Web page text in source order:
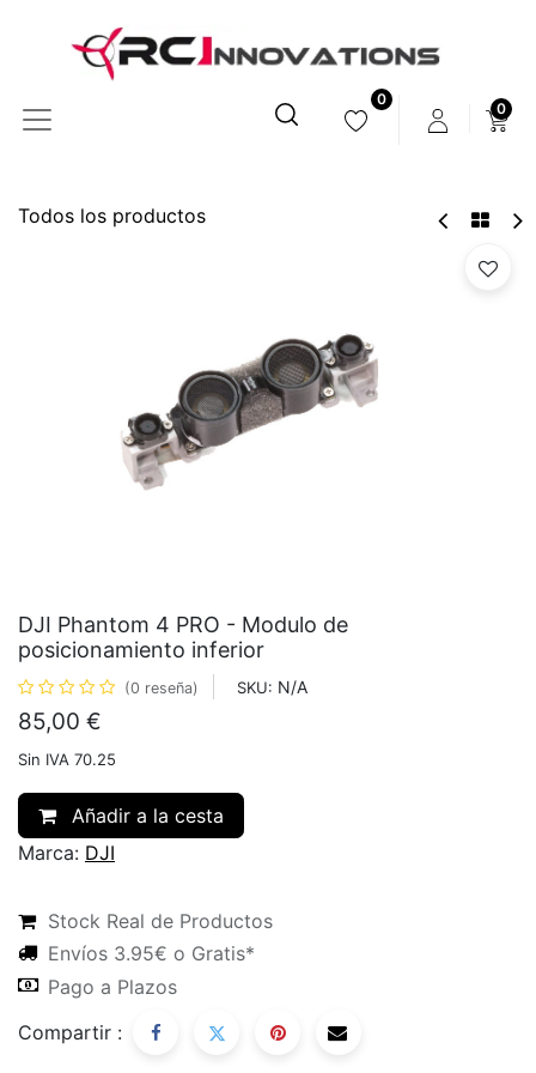
0
0
Todos los productos
DJI Phantom 4 PRO - Modulo de
posicionamiento inferior
(0 reseña) SKU: N/A
85,00 €
Sin IVA 70.25
Añadir a la cesta
Marca: DJI
Stock Real de Productos
Envíos 3.95€ o Gratis*
Pago a Plazos
Compartir :